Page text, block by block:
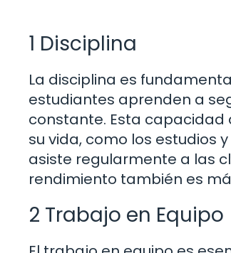
1 Disciplina
La disciplina es
estudiantes aprenden a
constante. Esta
su vida, como los estudios
asiste regularmente a las
rendimiento también es
2 Trabajo en Equipo